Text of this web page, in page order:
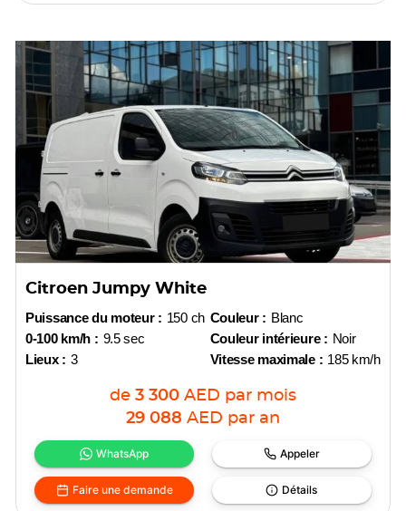
Citroen Jumpy White
Puissance du moteur : 150 ch
0-100 km/h : 9.5 sec
Lieux : 3
Couleur : Blanc
Couleur intérieure : Noir
Vitesse maximale : 185 km/h
de 3 300 AED par mois
29 088 AED par an
WhatsApp Appeler
Faire une demande Détails